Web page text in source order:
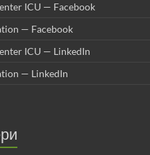
ICU — Facebook
— Facebook
ICU — LinkedIn
— LinkedIn